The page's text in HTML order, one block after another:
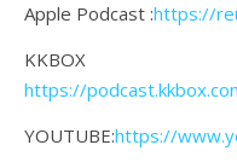
Apple Podcast :https://
https://
YOUTUBE:https://